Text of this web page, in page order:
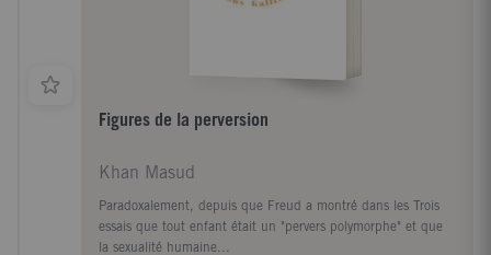
Figures de la perversion
Khan Masud
Paradoxalement, depuis que Freud a montré dans les Trois
essais que tout enfant était un "pervers polymorphe" et que
la sexualité humaine...